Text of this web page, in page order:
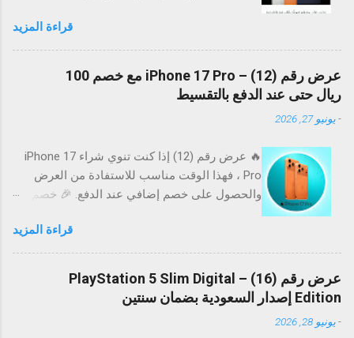
17 Pro iPhone 17 Pro Max 💳 تقسيط بدون فوائد
مع تمارا تقدر تقسط على 12 دفعة مريحة بدون أي
فوائد. بدون فوائد ❌ بدون ضغط مالي 😌 استلام
سريع 🚀 ⏳ عرض رقم (1) – موقت ⚠️ العرض متاح
لفترة محدودة وقد ينتهي في أي وقت لا تفوت
حسب المتجر.
قراءة المزيد
عرض رقم (12) – iPhone 17 Pro مع خصم 100
ريال حتى عند الدفع بالتقسيط
-يونيو 27, 2026
🔥 عرض رقم (12) إذا كنت تنوي شراء iPhone 17
Pro ، فهذا الوقت مناسب للاستفادة من العرض
والحصول على خصم إضافي عند الدفع. 🎉 خصم
إتمام عملية الشراء بالبطاقات المؤهلة، والأفضل أن
الخصم يشمل حتى عمليات الشراء بالتقسيط . 📱
أبرز مميزات iPhone 17 Pro 📸 كاميرات احترافية
لصور وفيديوهات مذهلة. ⚡ أداء سريع بفضل أحدث
معالجات Apple. 🔋 بطارية محسنة للاستخدام
قراءة المزيد
عرض رقم (16) – PlayStation 5 Slim Digital
Edition إصدار السعودية بضمان سنتين
-يونيو 28, 2026